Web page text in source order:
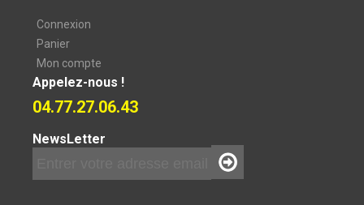
Connexion
Panier
Mon compte
Appelez-nous !
04.77.27.06.43
NewsLetter